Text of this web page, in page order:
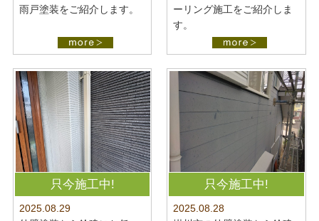
雨戸塗装をご紹介します。
ーリング施工をご紹介しま
す。
只今施工中!
2025.08.29
只今施工中!
2025.08.28